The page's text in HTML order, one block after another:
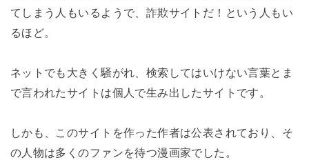
てしまう人もいるようで、詐欺サイトだ！という人もい
るほど。
ネットでも大きく騒がれ、検索してはいけない言葉とま
で言われたサイトは個人で生み出したサイトです。
しかも、このサイトを作った作者は公表されており、そ
の人物は多くのファンを待つ漫画家でした。